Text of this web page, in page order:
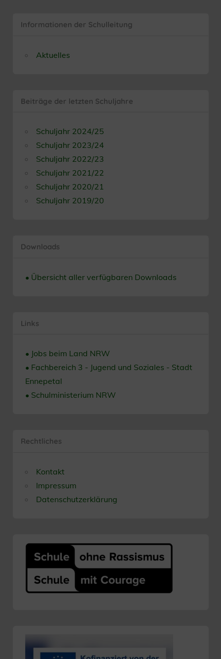
Informationen der Schulleitung
Aktuelles
Beiträge der letzten Schuljahre
Schuljahr 2024/25
Schuljahr 2023/24
Schuljahr 2022/23
Schuljahr 2021/22
Schuljahr 2020/21
Schuljahr 2019/20
Downloads
• Übersicht aller verfügbaren Downloads
Links
• Jobs beim Land NRW
• Fachbereich 3 - Jugend und Soziales - Stadt
Ennepetal
• Schulministerium NRW
Rechtliches
Kontakt
Impressum
Datenschutzerklärung